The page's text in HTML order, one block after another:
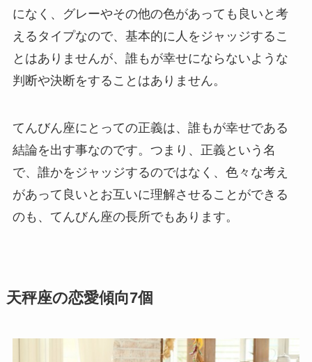
になく、グレーやその他の色があっても良いと考
えるタイプなので、基本的に人をジャッジするこ
とはありませんが、誰もが幸せにならないような
判断や決断をすることはありません。
てんびん座にとっての正義は、誰もが幸せである
結論を出す事なのです。つまり、正義という名
で、誰かをジャッジするのではなく、色々な考え
があって良いとお互いに理解させることができる
のも、てんびん座の長所でもあります。
天秤座の恋愛傾向7個